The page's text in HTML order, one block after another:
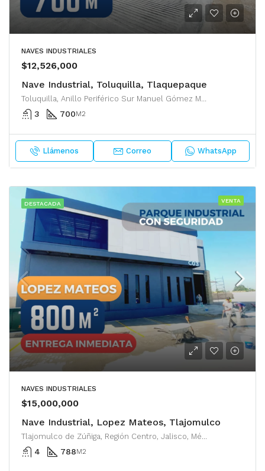
NAVES INDUSTRIALES
$12,526,000
Nave Industrial, Toluquilla, Tlaquepaque
Toluquilla, Anillo Periférico Sur Manuel Gómez Morín, Tlaquepaque, San Pedro Tlaquepaque, Región Centro, Jalisco, 45610, México
3 700M2
Llámenos Correo WhatsApp
DESTACADA VENTA
NAVES INDUSTRIALES
$15,000,000
Nave Industrial, Lopez Mateos, Tlajomulco
Tlajomulco de Zúñiga, Región Centro, Jalisco, México
4 788M2